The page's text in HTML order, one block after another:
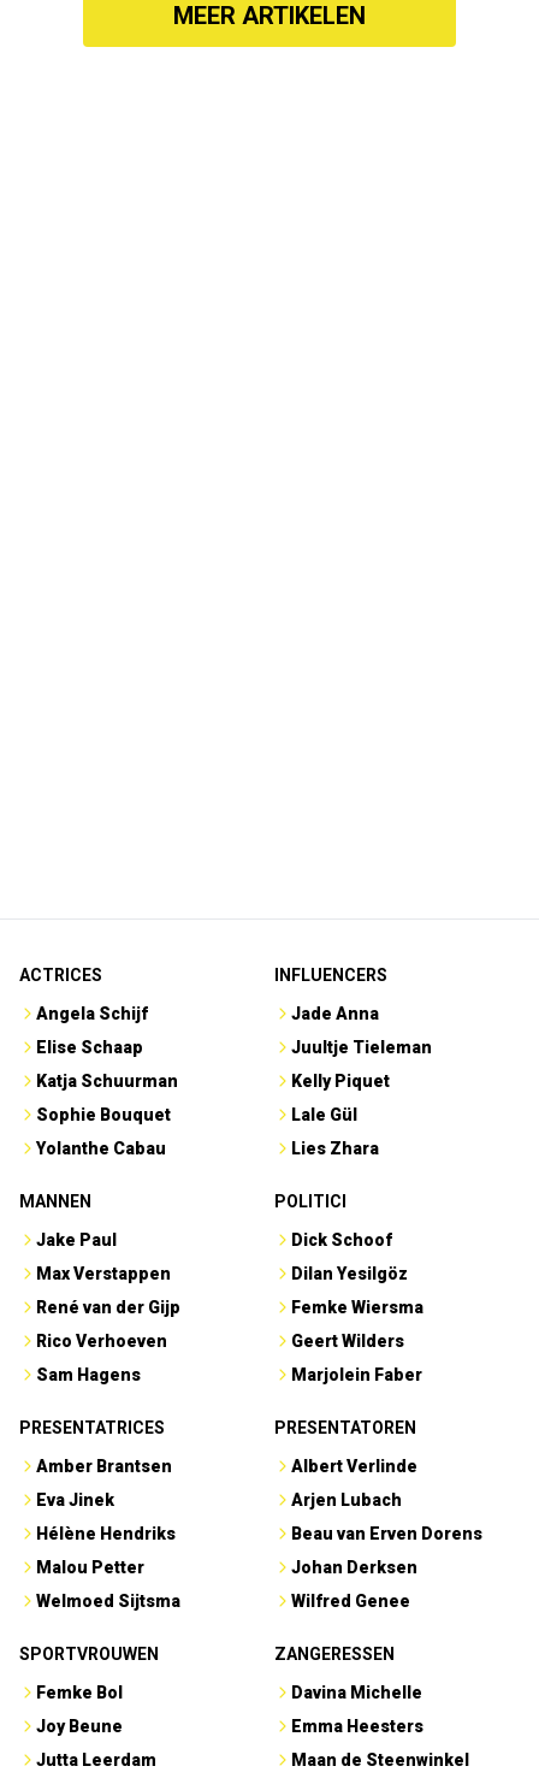
MEER ARTIKELEN
ACTRICES
Angela Schijf
Elise Schaap
Katja Schuurman
Sophie Bouquet
Yolanthe Cabau
INFLUENCERS
Jade Anna
Juultje Tieleman
Kelly Piquet
Lale Gül
Lies Zhara
MANNEN
Jake Paul
Max Verstappen
René van der Gijp
Rico Verhoeven
Sam Hagens
POLITICI
Dick Schoof
Dilan Yesilgöz
Femke Wiersma
Geert Wilders
Marjolein Faber
PRESENTATRICES
Amber Brantsen
Eva Jinek
Hélène Hendriks
Malou Petter
Welmoed Sijtsma
PRESENTATOREN
Albert Verlinde
Arjen Lubach
Beau van Erven Dorens
Johan Derksen
Wilfred Genee
SPORTVROUWEN
Femke Bol
Joy Beune
Jutta Leerdam
ZANGERESSEN
Davina Michelle
Emma Heesters
Maan de Steenwinkel